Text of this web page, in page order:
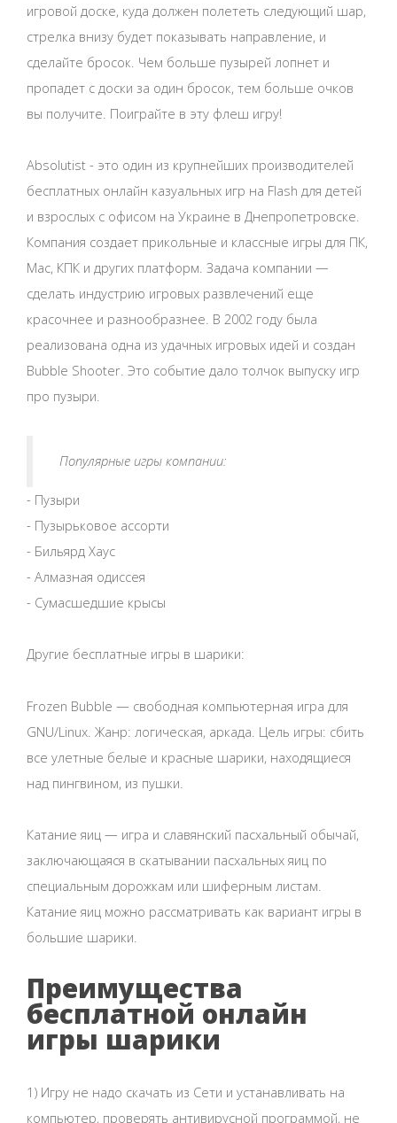
игровой доске, куда должен полететь следующий шар,
стрелка внизу будет показывать направление, и
сделайте бросок. Чем больше пузырей лопнет и
пропадет с доски за один бросок, тем больше очков
вы получите. Поиграйте в эту флеш игру!
Absolutist - это один из крупнейших производителей
бесплатных онлайн казуальных игр на Flash для детей
и взрослых с офисом на Украине в Днепропетровске.
Компания создает прикольные и классные игры для ПК,
Mac, КПК и других платформ. Задача компании —
сделать индустрию игровых развлечений еще
красочнее и разнообразнее. В 2002 году была
реализована одна из удачных игровых идей и создан
Bubble Shooter. Это событие дало толчок выпуску игр
про пузыри.
Популярные игры компании:
- Пузыри
- Пузырьковое ассорти
- Бильярд Хаус
- Алмазная одиссея
- Сумасшедшие крысы
Другие бесплатные игры в шарики:
Frozen Bubble — свободная компьютерная игра для
GNU/Linux. Жанр: логическая, аркада. Цель игры: сбить
все улетные белые и красные шарики, находящиеся
над пингвином, из пушки.
Катание яиц — игра и славянский пасхальный обычай,
заключающаяся в скатывании пасхальных яиц по
специальным дорожкам или шиферным листам.
Катание яиц можно рассматривать как вариант игры в
большие шарики.
Преимущества
бесплатной онлайн
игры шарики
1) Игру не надо скачать из Сети и устанавливать на
компьютер, проверять антивирусной программой, не